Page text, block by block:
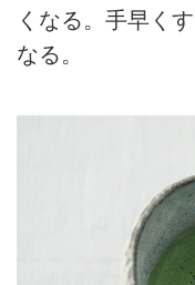
くなる。手早く
なる。